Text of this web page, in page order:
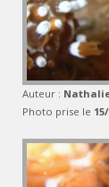
Auteur :
Photo prise le